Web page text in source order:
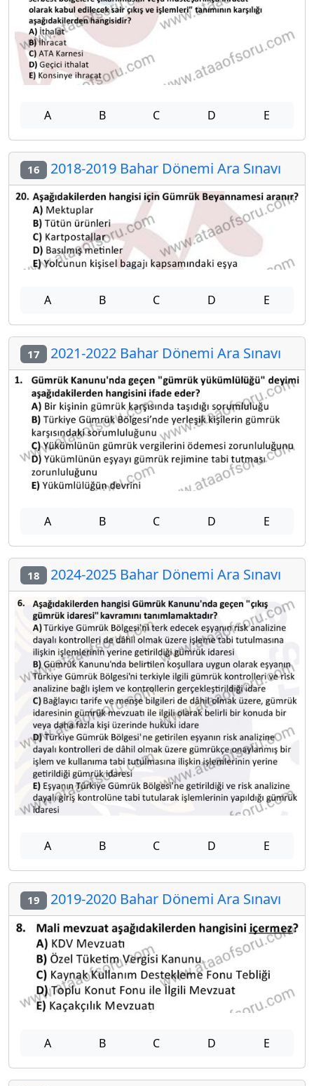
A B C D E
16 2018-2019 Bahar Dönemi Ara Sınavı
A B C D E
17 2021-2022 Bahar Dönemi Ara Sınavı
A B C D E
18 2024-2025 Bahar Dönemi Ara Sınavı
A B C D E
19 2019-2020 Bahar Dönemi Ara Sınavı
A B C D E